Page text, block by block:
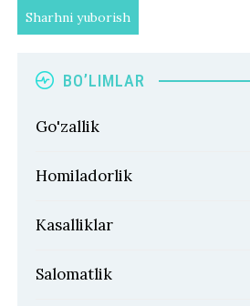
BO’LIMLAR
Go'zallik
Homiladorlik
Kasalliklar
Salomatlik